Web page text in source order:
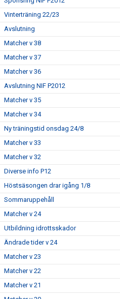
Vinterträning 22/23
Avslutning
Matcher v 38
Matcher v 37
Matcher v 36
Avslutning NIF P2012
Matcher v 35
Matcher v 34
Ny träningstid onsdag 24/8
Matcher v 33
Matcher v 32
Diverse info P12
Höstsäsongen drar igång 1/8
Sommaruppehåll
Matcher v 24
Utbildning idrottsskador
Ändrade tider v 24
Matcher v 23
Matcher v 22
Matcher v 21